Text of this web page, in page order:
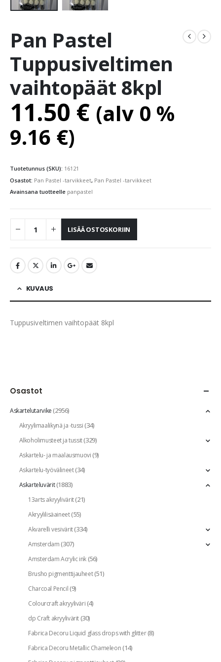
Pan Pastel
Tuppusiveltimen
vaihtopäät 8kpl
11.50 € (alv 0 %
9.16 €)
Tuotetunnus (SKU): 16121
Osastot: Pan Pastel -tarvikkeet, Pan Pastel -tarvikkeet
Avainsana tuotteelle panpastel
LISÄÄ OSTOSKORIIN
KUVAUS
Tuppusiveltimen vaihtopäät 8kpl
Osastot
Askartelutarvike(2956)
Akryylimaalikynä ja -tussi(34)
Alkoholimusteet ja tussit(329)
Askartelu- ja maalausmuovi(9)
Askartelu-työvälineet(34)
Askarteluvärit(1883)
13arts akryylivärit(21)
Akryylilisäaineet(55)
Akvarelli vesivärit(334)
Amsterdam(307)
Amsterdam Acrylic ink(56)
Brusho pigmenttijauheet(51)
Charcoal Pencil(9)
Colourcraft akryyliväri(4)
dp Craft akryylivärit(30)
Fabrica Decoru Liquid glass drops with glitter(8)
Fabrica Decoru Metallic Chameleon(14)